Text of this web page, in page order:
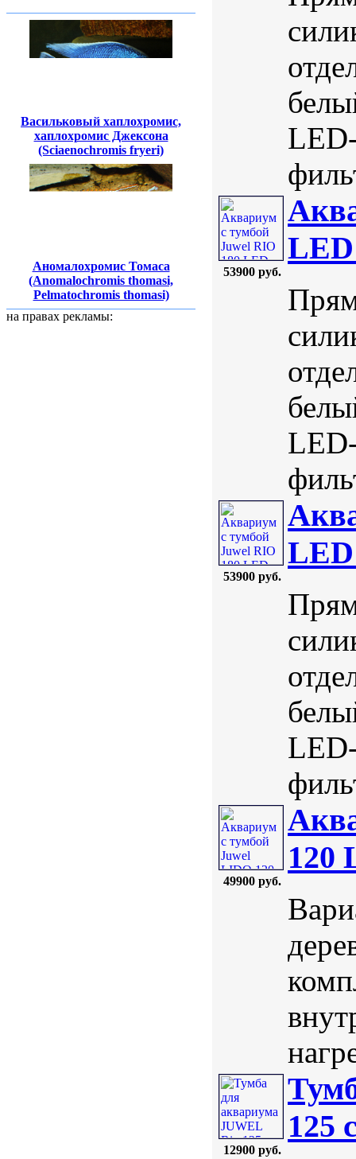
Васильковый хаплохромис,
хаплохромис Джексона
(Sciaenochromis fryeri)
Аномалохромис Томаса
(Anomalochromis thomasi,
Pelmatochromis thomasi)
на правах рекламы:
53900 руб.
LED
53900 руб.
49900 руб.
120
12900 руб.
125